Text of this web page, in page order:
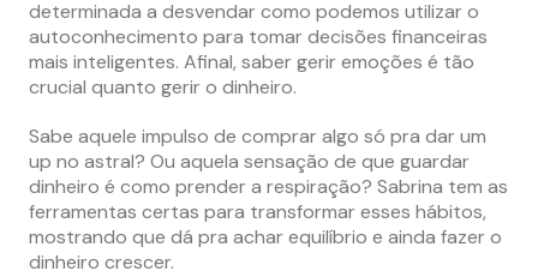
determinada a desvendar como podemos utilizar o
autoconhecimento para tomar decisões financeiras
mais inteligentes. Afinal, saber gerir emoções é tão
crucial quanto gerir o dinheiro.
Sabe aquele impulso de comprar algo só pra dar um
up no astral? Ou aquela sensação de que guardar
dinheiro é como prender a respiração? Sabrina tem as
ferramentas certas para transformar esses hábitos,
mostrando que dá pra achar equilíbrio e ainda fazer o
dinheiro crescer.